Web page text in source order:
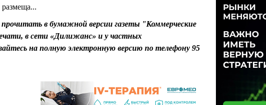
в бумажной версии газеты "Коммерческие
в сети «Дилижанс» и у частных
на полную электронную версию по телефону 95